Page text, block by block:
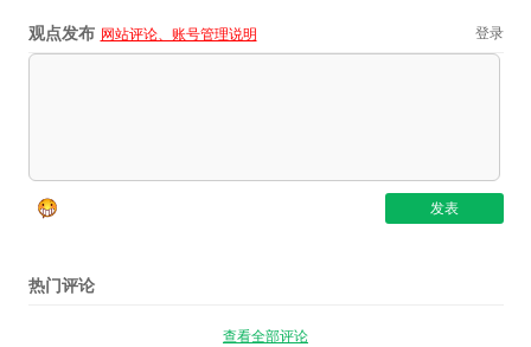
观点发布 网站评论、账号管理说明 登录
热门评论
查看全部评论